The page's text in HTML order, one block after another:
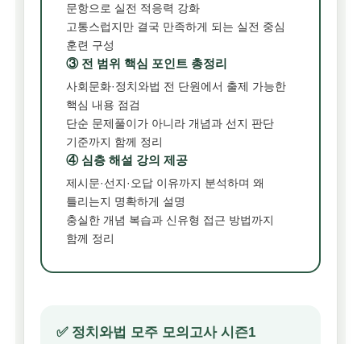
문항으로 실전 적응력 강화
고통스럽지만 결국 만족하게 되는 실전 중심
훈련 구성
③ 전 범위 핵심 포인트 총정리
사회문화·정치와법 전 단원에서 출제 가능한
핵심 내용 점검
단순 문제풀이가 아니라 개념과 선지 판단
기준까지 함께 정리
④ 심층 해설 강의 제공
제시문·선지·오답 이유까지 분석하며 왜
틀리는지 명확하게 설명
충실한 개념 복습과 신유형 접근 방법까지
함께 정리
✅ 정치와법 모주 모의고사 시즌1